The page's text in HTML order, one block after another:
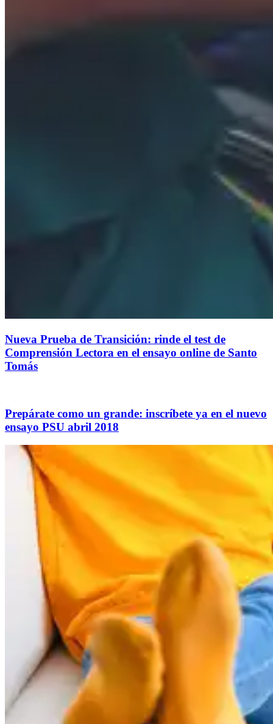
Nueva Prueba de Transición: rinde el test de
Comprensión Lectora en el ensayo online de Santo
Tomás
Prepárate como un grande: inscríbete ya en el nuevo
ensayo PSU abril 2018